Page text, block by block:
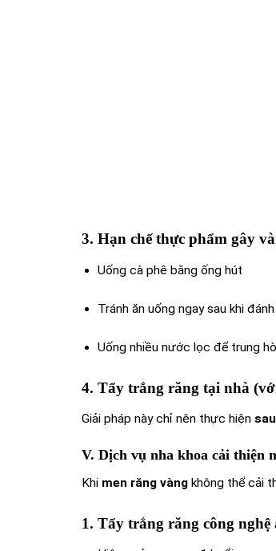
3. Hạn chế thực phẩm gây
Uống cà phê bằng ống hút
Tránh ăn uống ngay sau khi
Uống nhiều nước lọc để trung
4. Tẩy trắng răng tại nhà
Giải pháp này chỉ nên thực hiện
V. Dịch vụ nha khoa cải thiện
Khi men răng vàng không thể cải
1. Tẩy trắng răng công nghệ